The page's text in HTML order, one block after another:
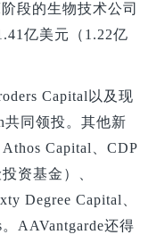
段的生物技术公司
亿美元（1.22亿
Capital以及现
共同领投。其他新
Capital、CDP
资基金）、
Degree Capital、
AAVantgarde还得